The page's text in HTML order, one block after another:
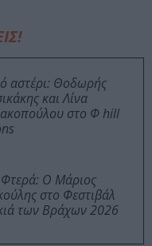
αστέρι: Θοδωρής
και Λίνα
στο Φ hill
Φτερά: Ο Μάριος
στο Φεστιβάλ
των Βράχων 2026